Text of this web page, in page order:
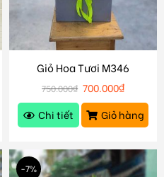
Giỏ Hoa Tươi M346
750.000₫ 700.000₫
Chi tiết
Giỏ hàng
-7%